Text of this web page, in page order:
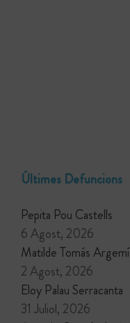
Últimes Defuncions
Pepita Pou Castells
6 Agost, 2026
Matilde Tomás Argemí
2 Agost, 2026
Eloy Palau Serracanta
31 Juliol, 2026